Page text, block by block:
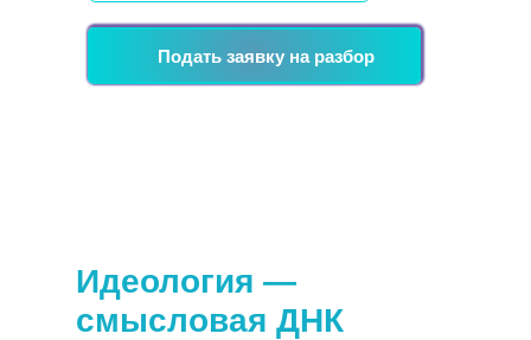
Подать заявку на разбор
Идеология —
смысловая ДНК